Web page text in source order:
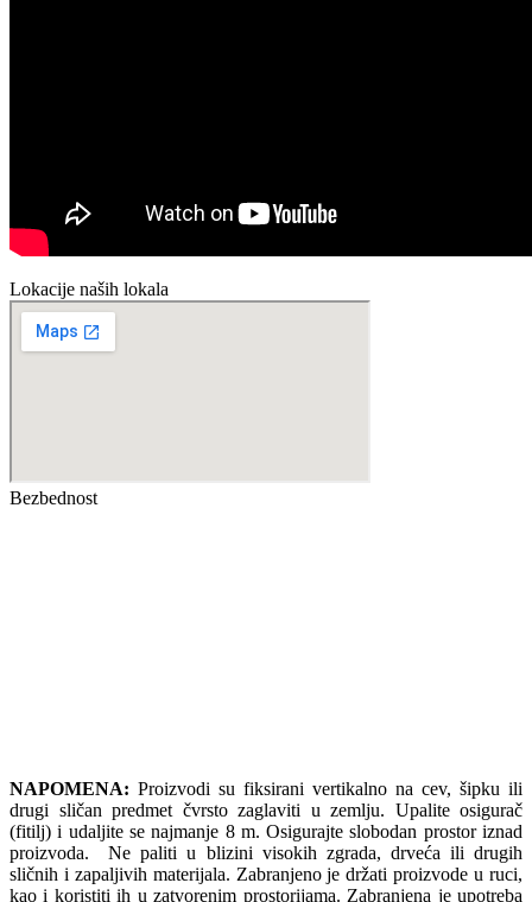
Lokacije naših lokala
Bezbednost
NAPOMENA: Proizvodi su fiksirani vertikalno na cev, šipku ili
drugi sličan predmet čvrsto zaglaviti u zemlju. Upalite osigurač
(fitilj) i udaljite se najmanje 8 m. Osigurajte slobodan prostor iznad
proizvoda. Ne paliti u blizini visokih zgrada, drveća ili drugih
sličnih i zapaljivih materijala. Zabranjeno je držati proizvode u ruci,
kao i koristiti ih u zatvorenim prostorijama. Zabranjena je upotreba